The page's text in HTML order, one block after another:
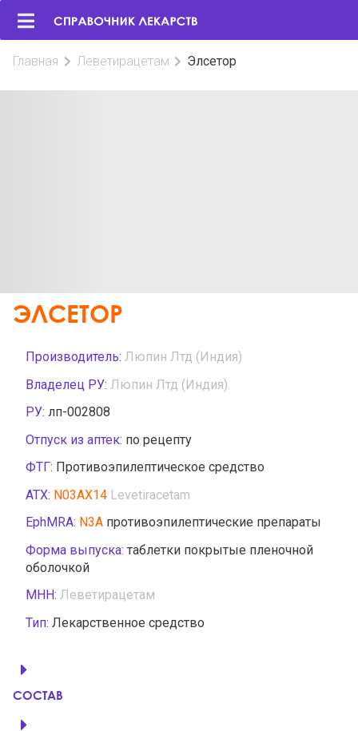
Главная Леветирацетам Элсетор
ЭЛСЕТОР
Производитель: Люпин Лтд (Индия)
Владелец РУ: Люпин Лтд (Индия)
РУ: лп-002808
Отпуск из аптек: по рецепту
ФТГ: Противоэпилептическое средство
АТХ: N03AX14 Levetiracetam
EphMRA: N3A противоэпилептические препараты
Форма выпуска: таблетки покрытые пленочной
оболочкой
МНН: Леветирацетам
Тип: Лекарственное средство
СОСТАВ